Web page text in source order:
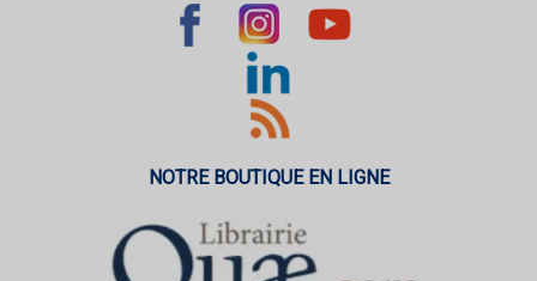
NOTRE BOUTIQUE EN LIGNE